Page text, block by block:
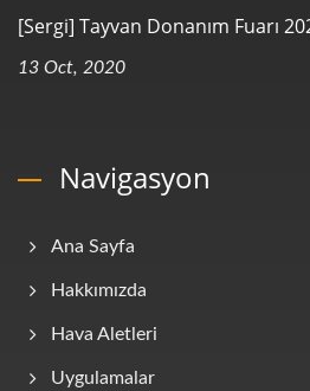
[Sergi] Tayvan Donanım Fuarı
13 Oct, 2020
Navigasyon
Ana Sayfa
Hakkımızda
Hava Aletleri
Uygulamalar